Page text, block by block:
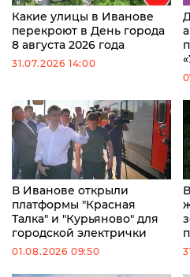
Какие улицы в Иванове
перекроют в День города
8 августа 2026 года
31.07.2026 14:00
В Иванове открыли
платформы "Красная
Талка" и "Курьяново" для
городской электрички
01.08.2026 09:50